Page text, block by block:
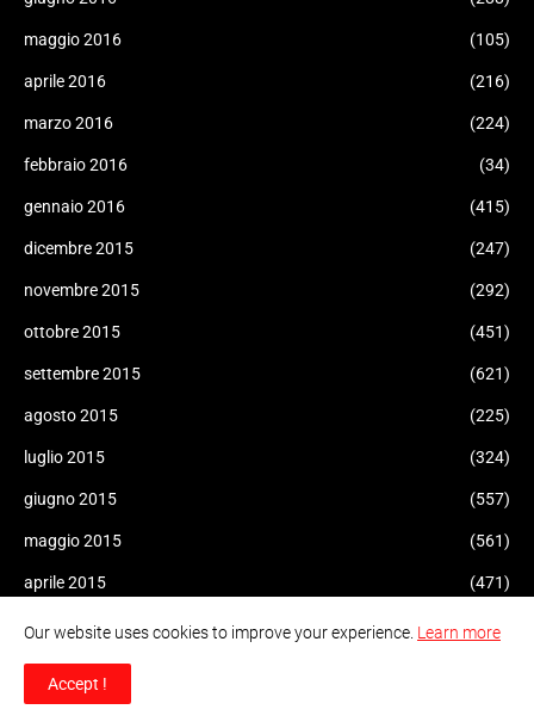
maggio 2016 (105)
aprile 2016 (216)
marzo 2016 (224)
febbraio 2016 (34)
gennaio 2016 (415)
dicembre 2015 (247)
novembre 2015 (292)
ottobre 2015 (451)
settembre 2015 (621)
agosto 2015 (225)
luglio 2015 (324)
giugno 2015 (557)
maggio 2015 (561)
aprile 2015 (471)
marzo 2015
febbraio 2015
gennaio 2015
Our website uses cookies to improve your experience. Learn more
Accept !